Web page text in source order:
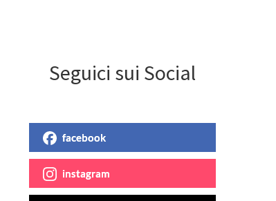
Seguici sui Social
facebook
instagram